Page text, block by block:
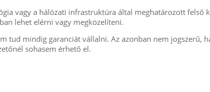
vagy a hálózati infrastruktúra által meghatározott felső
lehet elérni vagy megközelíteni.
tud mindig garanciát vállalni. Az azonban nem jogszerű,
sohasem érhető el.